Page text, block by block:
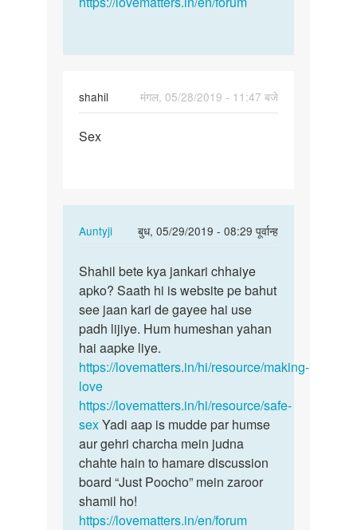
shahil
मंगल, 05/28/2019 - 11:47 बजे
Sex
Sex
Auntyji
बुध, 05/29/2019 - 08:29 पूर्वान्ह
In
to
Sex
by
shahil
Shahil
bete
kya
jankari…
Shahil bete kya jankari chhaiye
apko? Saath hi is website pe bahut
see jaan kari de gayee hai use
padh lijiye. Hum humeshan yahan
hai aapke liye.
https://lovematters.in/hi/resource/making-
love
https://lovematters.in/hi/resource/safe-
sexYadi aap is mudde par humse
aur gehri charcha mein judna
chahte hain to hamare discussion
board “Just Poocho” mein zaroor
shamil ho!
https://lovematters.in/en/forum